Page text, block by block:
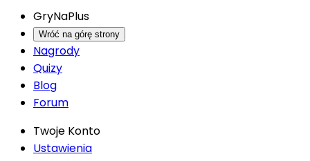
GryNaPlus
Wróć na górę strony
Nagrody
Quizy
Blog
Forum
Twoje Konto
Ustawienia